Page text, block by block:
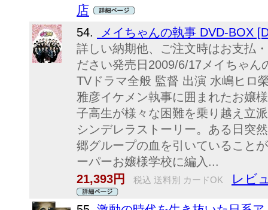
店
54.
メイちゃんの執事 DVD-BOX
詳しい納期他、ご注文時はお支払
ださい発売日2009/6/17メイちゃ
TVドラマ全般 監督 出演 水嶋ヒロ
雅彦イケメン執事に囲まれたお嬢
子高生が様々な困難を乗り越え立
シンデレラストーリー。ある日突
郷グループの血を引いていること
ーパーお嬢様学校に編入...
21,393円
税込 送料別 カードOK レビ